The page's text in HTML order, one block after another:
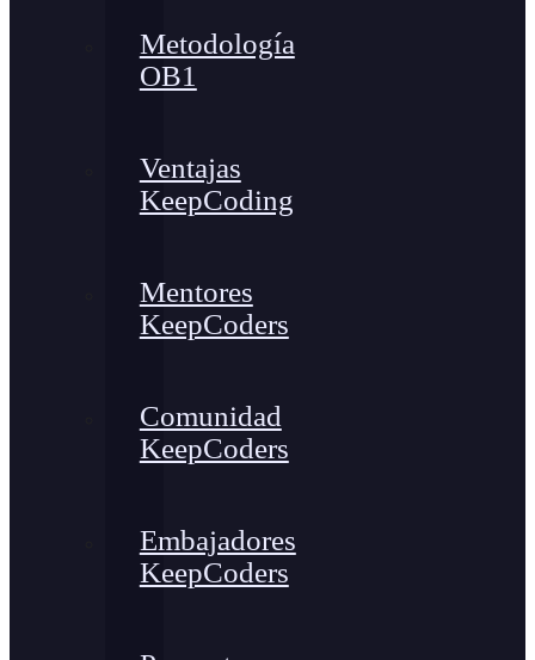
Metodología
OB1
Ventajas
KeepCoding
Mentores
KeepCoders
Comunidad
KeepCoders
Embajadores
KeepCoders